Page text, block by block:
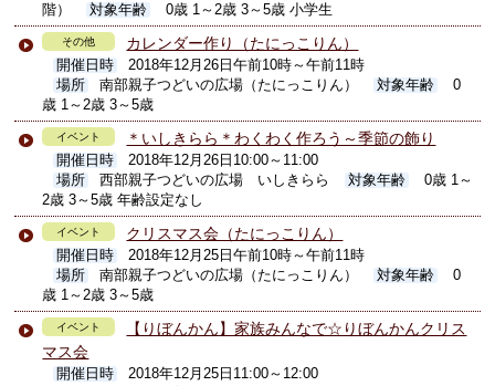
階）
対象年齢 0歳 1～2歳 3～5歳 小学生
その他 カレンダー作り（たにっこりん）
開催日時
2018年12月26日午前10時～午前11時
場所
南部親子つどいの広場（たにっこりん） 対象年齢
0
歳 1～2歳 3～5歳
イベント ＊いしきらら＊わくわく作ろう～季節の飾り
開催日時
2018年12月26日10:00～11:00
場所
西部親子つどいの広場 いしきらら 対象年齢
0歳 1～
2歳 3～5歳 年齢設定なし
イベント クリスマス会（たにっこりん）
開催日時
2018年12月25日午前10時～午前11時
場所
南部親子つどいの広場（たにっこりん） 対象年齢
0
歳 1～2歳 3～5歳
イベント
【りぼんかん】家族みんなで☆りぼんかんクリス
マス会
開催日時
2018年12月25日11:00～12:00